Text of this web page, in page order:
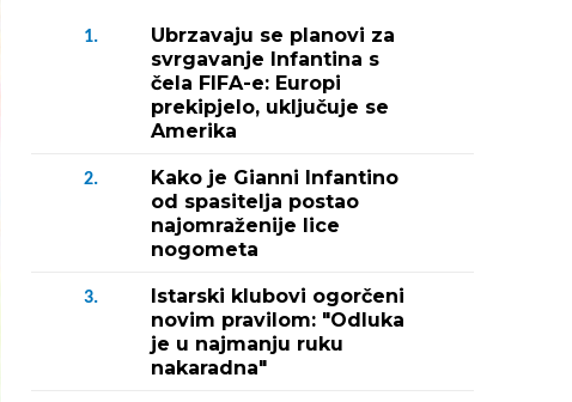
1.
Ubrzavaju se planovi za
svrgavanje Infantina s
čela FIFA-e: Europi
prekipjelo, uključuje se
Amerika
2.
Kako je Gianni Infantino
od spasitelja postao
najomraženije lice
nogometa
3.
Istarski klubovi ogorčeni
novim pravilom: "Odluka
je u najmanju ruku
nakaradna"